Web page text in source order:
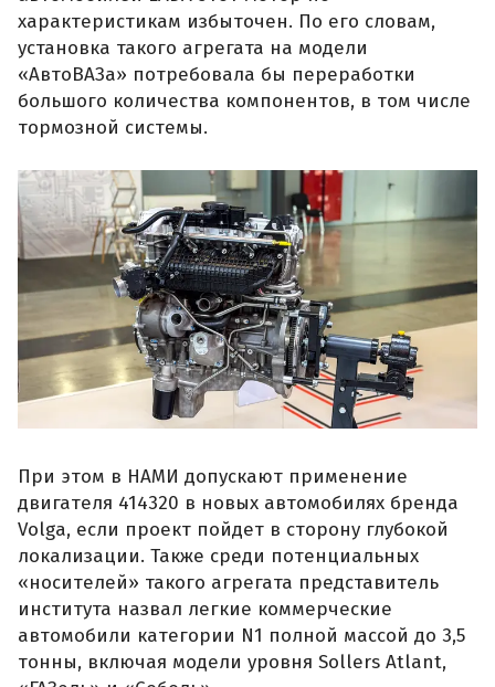
характеристикам избыточен. По его словам,
установка такого агрегата на модели
«АвтоВАЗа» потребовала бы переработки
большого количества компонентов, в том числе
тормозной системы.
При этом в НАМИ допускают применение
двигателя 414320 в новых автомобилях бренда
Volga, если проект пойдет в сторону глубокой
локализации. Также среди потенциальных
«носителей» такого агрегата представитель
института назвал легкие коммерческие
автомобили категории N1 полной массой до 3,5
тонны, включая модели уровня Sollers Atlant,